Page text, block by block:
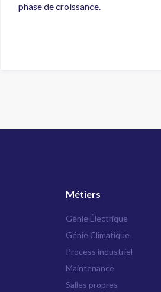
phase de croissance.
Métiers
Génie Électrique
Génie Climatique
Process industriel
Maintenance
Salles propres